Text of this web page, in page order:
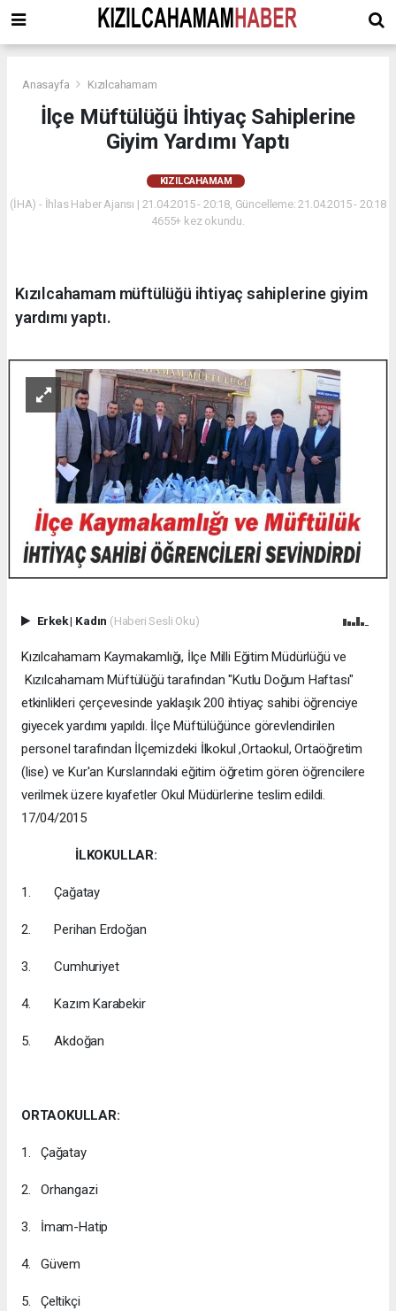
Anasayfa Kızılcahamam
İlçe Müftülüğü İhtiyaç Sahiplerine
Giyim Yardımı Yaptı
KIZILCAHAMAM
(İHA) - İhlas Haber Ajansı | 21.04.2015 - 20:18, Güncelleme: 21.04.2015 - 20:18
4655+ kez okundu.
Kızılcahamam müftülüğü ihtiyaç sahiplerine giyim
yardımı yaptı.
Erkek| Kadın (Haberi Sesli Oku)
Kızılcahamam Kaymakamlığı, İlçe Milli Eğitim Müdürlüğü ve
Kızılcahamam Müftülüğü tarafından "Kutlu Doğum Haftası"
etkinlikleri çerçevesinde yaklaşık 200 ihtiyaç sahibi öğrenciye
giyecek yardımı yapıldı. İlçe Müftülüğünce görevlendirilen
personel tarafından İlçemizdeki İlkokul ,Ortaokul, Ortaöğretim
(lise) ve Kur'an Kurslarındaki eğitim öğretim gören öğrencilere
verilmek üzere kıyafetler Okul Müdürlerine teslim edildi.
17/04/2015
İLKOKULLAR:
1. Çağatay
2. Perihan Erdoğan
3. Cumhuriyet
4. Kazım Karabekir
5. Akdoğan
ORTAOKULLAR:
1. Çağatay
2. Orhangazi
3. İmam-Hatip
4. Güvem
5. Çeltikçi